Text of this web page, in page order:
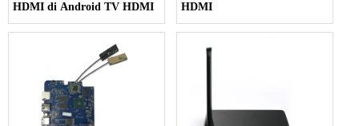
HDMI di Android TV HDMI
HDMI